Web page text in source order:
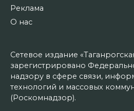
Реклама
О нас
Сетевое издание
зарегистрировано
надзору в сфере связи,
технологий и массовых
(Роскомнадзор).